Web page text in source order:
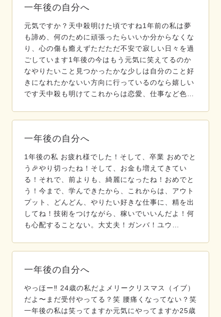
一年後の自分へ
元気ですか？天中殺明けた頃ですね1年前の私は夢
も諦め、何のために頑張ったらいいか分からなくな
り、心の傷も癒えずただただ不安で寂しい日々を過
ごしています1年後の今はもう元気に笑えてるのか
なやりたいこと見つかったかな少しは自分のこと好
きになれたかないい方向に行っているのなら嬉しい
です天中殺も明けてこれからは恋愛、仕事など色…
一年後の自分へ
1年後の私 お疲れ様でした！そして、卒業 おめでと
う🎉やり切ったね！そして、お金も増えてきてい
る！それで、前よりも、綺麗になったね！おめでと
う！今まで、学んできたから、これからは、アウト
プット、どんどん、やりたい好きな仕事に、精を出
してね！技術をつけながら、稼いでいいんだよ！何
も心配することない。大丈夫！ガンバ！ユウ…
一年後の自分へ
やっほー‼️ 24歳の私だよメリークリスマス（イブ）
だよ〜まだ受付やってる？笑 腰痛くなってない？笑
一年後の私は笑ってますか元気にやってますか25歳